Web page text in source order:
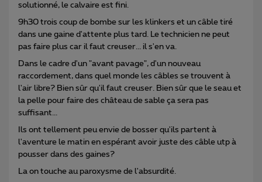
solutionné, le calvaire est fini.
9h30 trois coup de bombe sur les klinkers et un câble tiré
dans une gaine d'attente plus tard. Le technicien ne peut
pas faire plus car il faut creuser... il s'en va.
Dans le cadre d'un "avant pavage", d'un nouveau
raccordement, dans quel monde les câbles se trouvent à
l'air libre? Bien sûr qu'il faut creuser. Bien sûr que le seau et
la pelle pour faire des château de sable ça sera pas
suffisant...
Ils ont tellement peu envie de bosser qu'ils partent à
l'aventure le matin en espérant avoir juste des câble utp à
pousser dans des gaines?
La on touche au paroxysme de l'absurdité.